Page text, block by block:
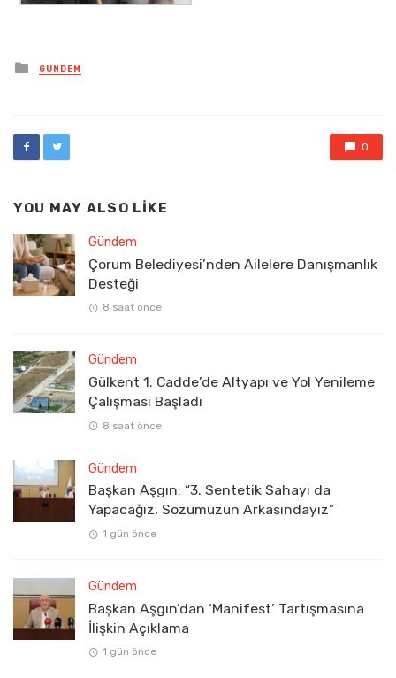
Posted
in
GÜNDEM
0
YOU MAY ALSO LIKE
Gündem
Çorum Belediyesi’nden Ailelere Danışmanlık
Desteği
8 saat önce
Gündem
Gülkent 1. Cadde’de Altyapı ve Yol Yenileme
Çalışması Başladı
8 saat önce
Gündem
Başkan Aşgın: “3. Sentetik Sahayı da
Yapacağız, Sözümüzün Arkasındayız”
1 gün önce
Gündem
Başkan Aşgın’dan ‘Manifest’ Tartışmasına
İlişkin Açıklama
1 gün önce